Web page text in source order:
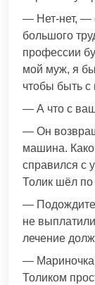
— Нет-нет, —
большого
профессии
мой муж, я
чтобы быть с
— А что с
— Он
машина.
справился с
Толик шёл
—
не
лечение
—
Толиком